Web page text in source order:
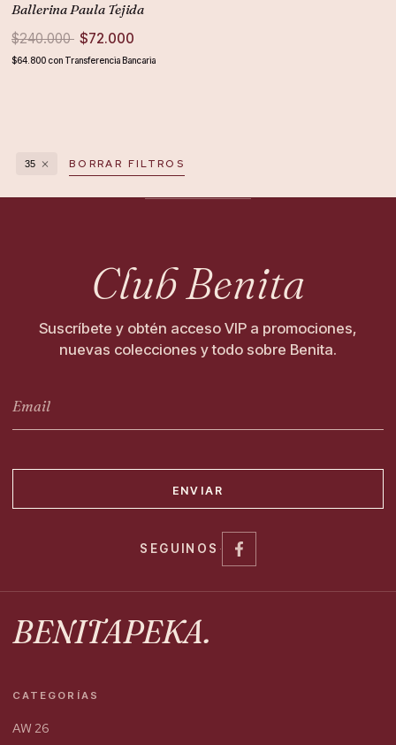
Ballerina Paula Tejida
$240.000 $72.000
$64.800 con Transferencia Bancaria
35 BORRAR FILTROS
Club Benita
Suscríbete y obtén acceso VIP a promociones,
nuevas colecciones y todo sobre Benita.
ENVIAR
SEGUINOS ·
BENITAPEKA.
CATEGORÍAS
AW 26